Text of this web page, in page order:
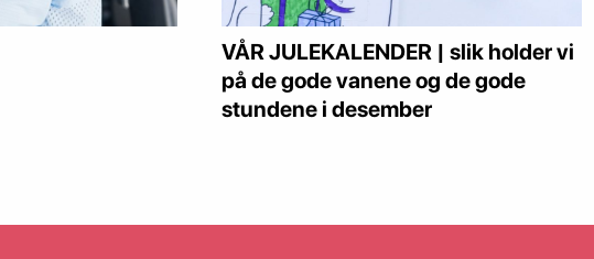
VÅR JULEKALENDER | slik holder vi
på de gode vanene og de gode
stundene i desember